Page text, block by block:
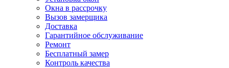
Окна в рассрочку
Вызов замерщика
Доставка
Гарантийное обслуживание
Ремонт
Бесплатный замер
Контроль качества